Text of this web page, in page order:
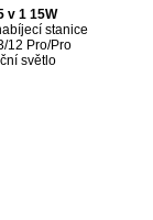
v 1 15W
stanice
12 Pro/Pro
světlo